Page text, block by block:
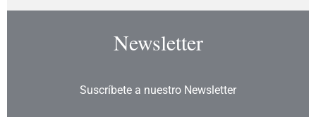
Newsletter
Suscríbete a nuestro Newsletter